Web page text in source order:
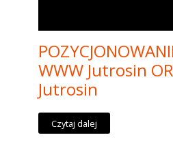
WWW Jutrosin
Jutrosin
Czytaj dalej